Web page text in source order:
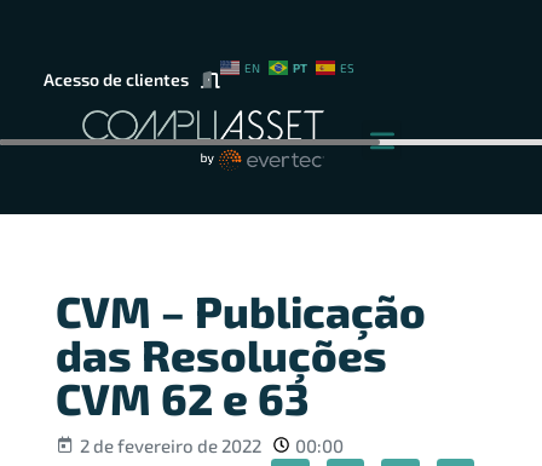
Acesso de clientes
EN PT ES
CVM – Publicação
das Resoluções
CVM 62 e 63
2 de fevereiro de 2022 00:00